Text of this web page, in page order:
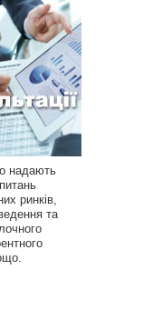
надають
ринків,
та